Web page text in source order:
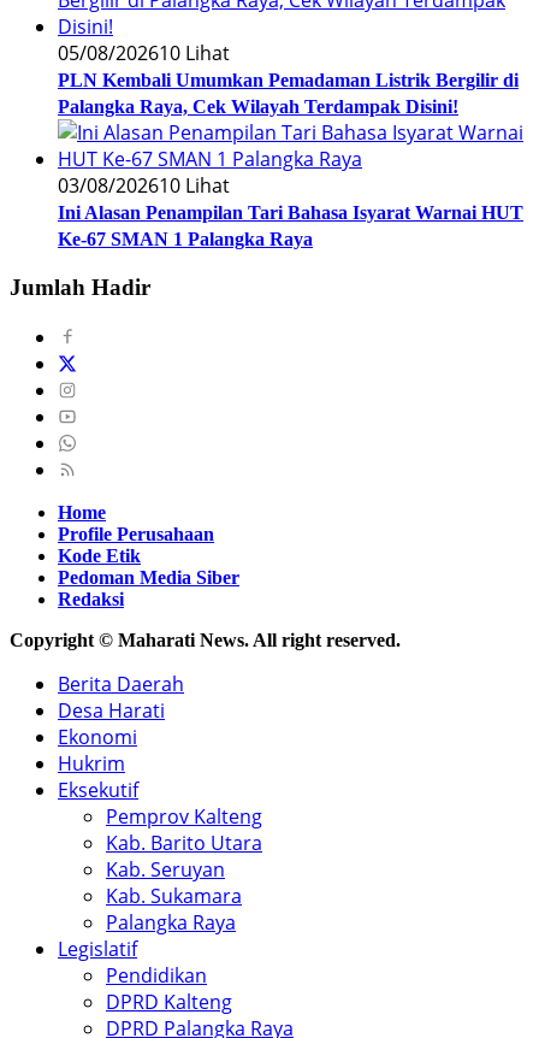
05/08/202610 Lihat
PLN Kembali Umumkan Pemadaman Listrik Bergilir di
Palangka Raya, Cek Wilayah Terdampak Disini!
03/08/202610 Lihat
Ini Alasan Penampilan Tari Bahasa Isyarat Warnai HUT
Ke-67 SMAN 1 Palangka Raya
Jumlah Hadir
Home
Profile Perusahaan
Kode Etik
Pedoman Media Siber
Redaksi
Copyright © Maharati News. All right reserved.
Berita Daerah
Desa Harati
Ekonomi
Hukrim
Eksekutif
Pemprov Kalteng
Kab. Barito Utara
Kab. Seruyan
Kab. Sukamara
Palangka Raya
Legislatif
Pendidikan
DPRD Kalteng
DPRD Palangka Raya